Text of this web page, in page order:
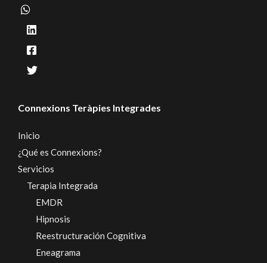
Connexions Teràpies Integrades
Inicio
¿Qué es Connexions?
Servicios
Terapia Integrada
EMDR
Hipnosis
Reestructuración Cognitiva
Eneagrama